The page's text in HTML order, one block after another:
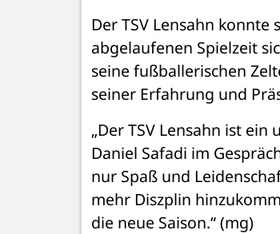
Der TSV Lensahn
abgelaufenen Spielzeit
seine fußballerischen
seiner Erfahrung und
„Der TSV Lensahn ist
Daniel Safadi im
nur Spaß und
mehr Diszplin
die neue Saison.“ (mg)